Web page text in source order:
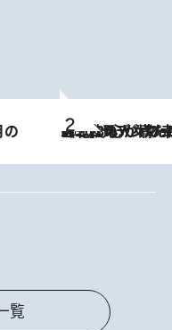
2026.8.8
《北欧の人々の幸福度が高いのは…》元デンマーク親善大使が出会った“心が満たされる暮らし”「いいかげんにヒュッゲしなさい！」
覧